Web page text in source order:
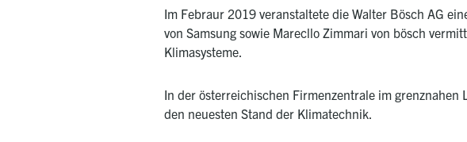
Im Febraur 2019 veranstaltete die Walter Bösch AG
von Samsung sowie Marecllo Zimmari von bösch
Klimasysteme.
In der österreichischen Firmenzentrale im
den neuesten Stand der Klimatechnik.